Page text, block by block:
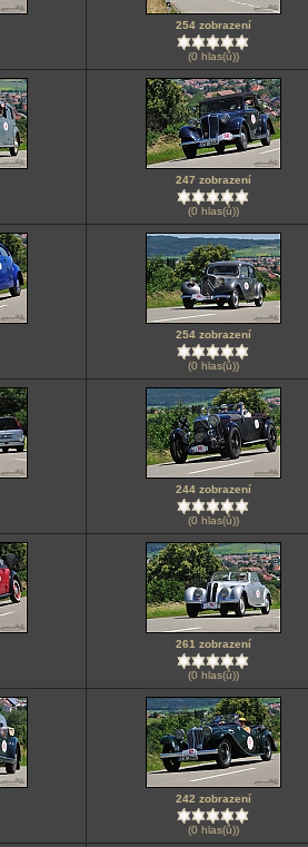
254 zobrazení
(0 hlas(ů))
247 zobrazení
(0 hlas(ů))
254 zobrazení
(0 hlas(ů))
244 zobrazení
(0 hlas(ů))
261 zobrazení
(0 hlas(ů))
242 zobrazení
(0 hlas(ů))